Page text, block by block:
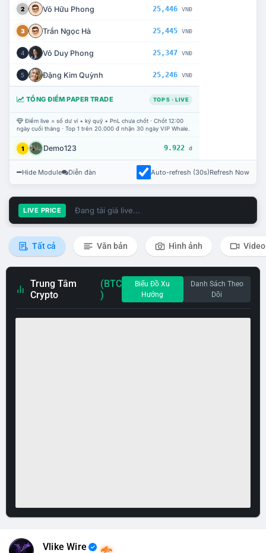
2 Võ Hữu Phong 25,446 VNĐ
3 Trần Ngọc Hà 25,445 VNĐ
4 Võ Duy Phong 25,347 VNĐ
5 Đặng Kim Quỳnh 25,246 VNĐ
TỔNG ĐIỂM PAPER TRADE TOP 5 · LIVE
Điểm live = số dư ví + ký quỹ + PnL chưa chốt · Chốt 12:00
ngày cuối tháng · Top 1 trên 20.000 đ nhận 30 ngày VIP Whale.
1 Demo123 9.922 đ
Hide Module Diễn đàn Auto-refresh (30s)Refresh Now
LIVE PRICE Đang tải giá live...
Tất cả Văn bản Hình ảnh Video
Trung Tâm
Crypto
(BTC
)
Biểu Đồ Xu
Hướng
Danh Sách Theo
Dõi
Vlike Wire